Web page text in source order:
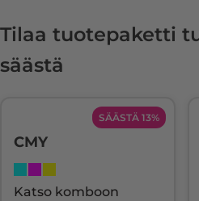
Tilaa tuotepaketti
säästä
SÄÄSTÄ 13%
CMY
Katso komboon